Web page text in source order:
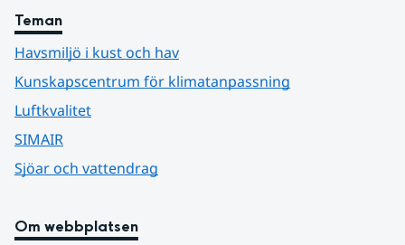
Teman
Havsmiljö i kust och hav
Kunskapscentrum för klimatanpassning
Luftkvalitet
SIMAIR
Sjöar och vattendrag
Om webbplatsen